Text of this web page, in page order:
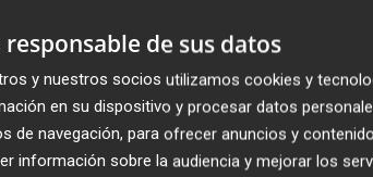
responsable de sus datos
y nuestros socios utilizamos cookies y
en su dispositivo y procesar datos
de navegación, para ofrecer anuncios y
información sobre la audiencia y mejorar los